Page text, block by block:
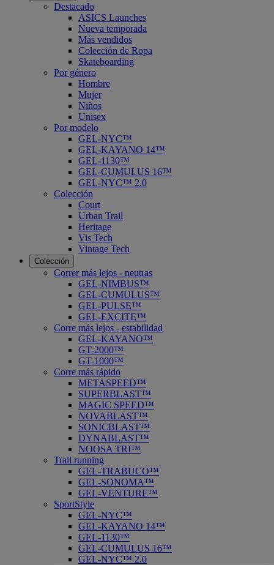
Destacado
ASICS Launches
Nueva temporada
Más vendidos
Colección de Ropa
Skateboarding
Por género
Hombre
Mujer
Niños
Unisex
Por modelo
GEL-NYC™
GEL-KAYANO 14™
GEL-1130™
GEL-CUMULUS 16™
GEL-NYC™ 2.0
Colección
Court
Urban Trail
Heritage
Vis Tech
Vintage Tech
Colección
Correr más lejos - neutras
GEL-NIMBUS™
GEL-CUMULUS™
GEL-PULSE™
GEL-EXCITE™
Corre más lejos - estabilidad
GEL-KAYANO™
GT-2000™
GT-1000™
Corre más rápido
METASPEED™
SUPERBLAST™
MAGIC SPEED™
NOVABLAST™
SONICBLAST™
DYNABLAST™
NOOSA TRI™
Trail running
GEL-TRABUCO™
GEL-SONOMA™
GEL-VENTURE™
SportStyle
GEL-NYC™
GEL-KAYANO 14™
GEL-1130™
GEL-CUMULUS 16™
GEL-NYC™ 2.0